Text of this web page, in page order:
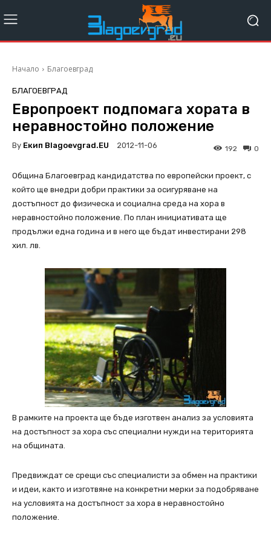
Начало Благоевград
БЛАГОЕВГРАД
Европроект подпомага хората в
неравностойно положение
By Екип Blagoevgrad.EU 2012-11-06 0
192
Община Благоевград кандидатства по европейски проект, с
който ще внедри добри практики за осигуряване на
достъпност до физическа и социална среда на хора в
неравностойно положение. По план инициативата ще
продължи една година и в него ще бъдат инвестирани 298
хил. лв.
В рамките на проекта ще бъде изготвен анализ за условията
на достъпност за хора със специални нужди на територията
на общината.
Предвиждат се срещи със специалисти за обмен на практики
и идеи, както и изготвяне на конкретни мерки за подобряване
на условията на достъпност за хора в неравностойно
положение.